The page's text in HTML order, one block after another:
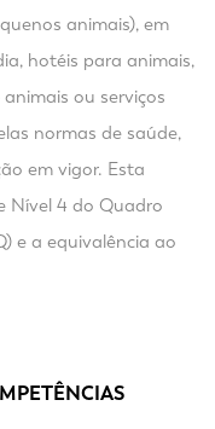
animais), em
hotéis para animais,
ou serviços
normas de saúde,
em vigor. Esta
Nível 4 do Quadro
e a equivalência ao